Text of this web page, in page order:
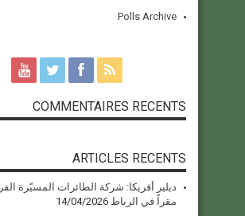
Polls Archive
COMMENTAIRES RECENTS
ARTICLES RECENTS
ديلير أفريكا: شركة الطائرات المسيّرة
مقراً في الرباط 14/04/2026